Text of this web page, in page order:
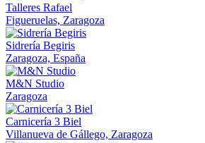
Talleres Rafael
Figueruelas, Zaragoza
Sidrería Begiris
Zaragoza, España
M&N Studio
Zaragoza
Carnicería 3 Biel
Villanueva de Gállego, Zaragoza